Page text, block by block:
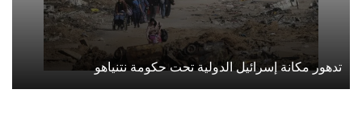
تدهور مكانة إسرائيل الدولية تحت حكومة نتنياهو